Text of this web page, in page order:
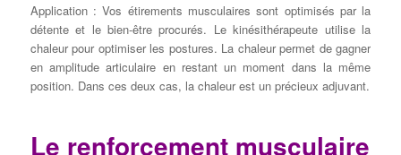
Application : Vos étirements musculaires sont optimisés par la
détente et le bien-être procurés. Le kinésithérapeute utilise la
chaleur pour optimiser les postures. La chaleur permet de gagner
en amplitude articulaire en restant un moment dans la même
position. Dans ces deux cas, la chaleur est un précieux adjuvant.
Le renforcement musculaire